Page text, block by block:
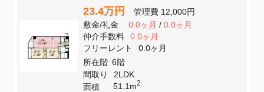
23.4万円 管理費 12,000円
敷金/礼金 0.0ヶ月/ 0.0ヶ月
仲介手数料
0.0ヶ月
フリーレント
0.0ヶ月
所在階 6階
間取り
2LDK
面積
51.1m2